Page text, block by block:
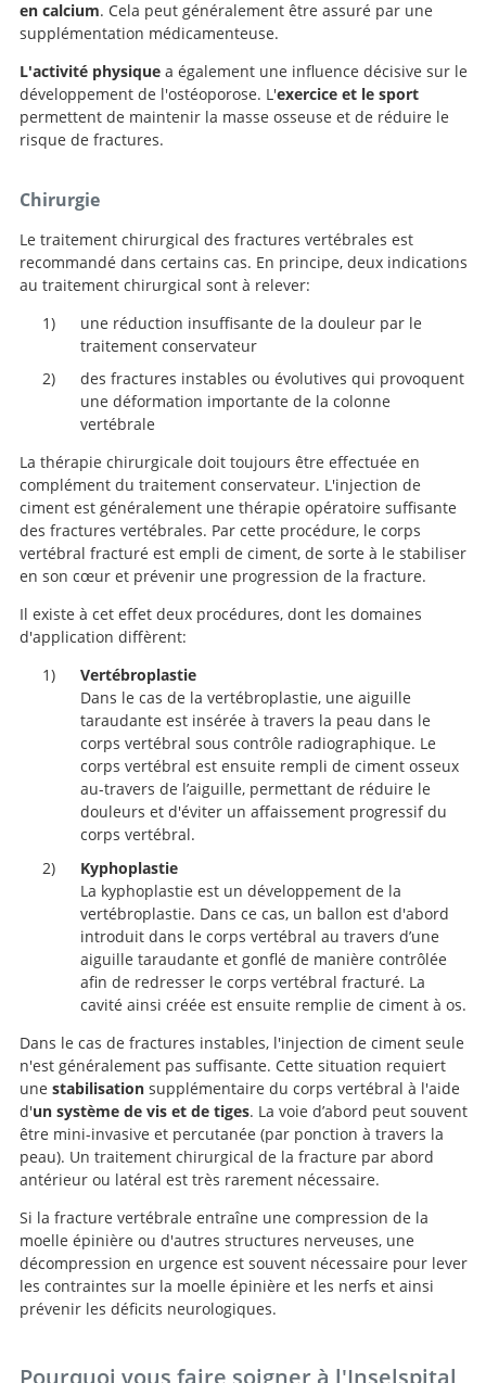
en calcium. Cela peut généralement être assuré par une
supplémentation médicamenteuse.
L'activité physiquea également une influence décisive sur le
développement de l'ostéoporose. L'exercice et le sport
permettent de maintenir la masse osseuse et de réduire le
risque de fractures.
Chirurgie
Le traitement chirurgical des fractures vertébrales est
recommandé dans certains cas. En principe, deux indications
au traitement chirurgical sont à relever:
une réduction insuffisante de la douleur par le
traitement conservateur
des fractures instables ou évolutives qui provoquent
une déformation importante de la colonne
vertébrale
La thérapie chirurgicale doit toujours être effectuée en
complément du traitement conservateur. L'injection de
ciment est généralement une thérapie opératoire suffisante
des fractures vertébrales. Par cette procédure, le corps
vertébral fracturé est empli de ciment, de sorte à le stabiliser
en son cœur et prévenir une progression de la fracture.
Il existe à cet effet deux procédures, dont les domaines
d'application diffèrent:
Vertébroplastie
Dans le cas de la vertébroplastie, une aiguille
taraudante est insérée à travers la peau dans le
corps vertébral sous contrôle radiographique. Le
corps vertébral est ensuite rempli de ciment osseux
au-travers de l’aiguille, permettant de réduire le
douleurs et d'éviter un affaissement progressif du
corps vertébral.
Kyphoplastie
La kyphoplastie est un développement de la
vertébroplastie. Dans ce cas, un ballon est d'abord
introduit dans le corps vertébral au travers d’une
aiguille taraudante et gonflé de manière contrôlée
afin de redresser le corps vertébral fracturé. La
cavité ainsi créée est ensuite remplie de ciment à os.
Dans le cas de fractures instables, l'injection de ciment seule
n'est généralement pas suffisante. Cette situation requiert
une stabilisation supplémentaire du corps vertébral à l'aide
d'un système de vis et de tiges. La voie d’abord peut souvent
être mini-invasive et percutanée (par ponction à travers la
peau). Un traitement chirurgical de la fracture par abord
antérieur ou latéral est très rarement nécessaire.
Si la fracture vertébrale entraîne une compression de la
moelle épinière ou d'autres structures nerveuses, une
décompression en urgence est souvent nécessaire pour lever
les contraintes sur la moelle épinière et les nerfs et ainsi
prévenir les déficits neurologiques.
Recherche